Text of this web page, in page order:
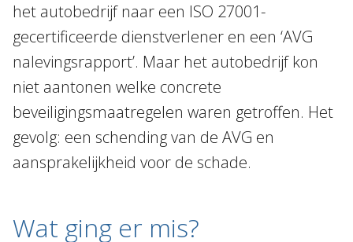
het autobedrijf naar een ISO 27001-
gecertificeerde dienstverlener en een ‘AVG
nalevingsrapport’. Maar het autobedrijf kon
niet aantonen welke concrete
beveiligingsmaatregelen waren getroffen. Het
gevolg: een schending van de AVG en
aansprakelijkheid voor de schade.
Wat ging er mis?